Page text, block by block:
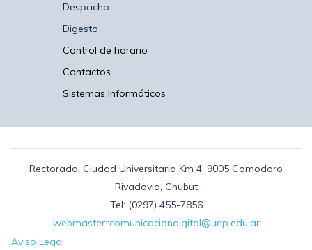
Despacho
Digesto
Control de horario
Contactos
Sistemas Informáticos
Rectorado: Ciudad Universitaria Km 4, 9005 Comodoro
Rivadavia, Chubut
Tel: (0297) 455-7856
webmaster::comunicaciondigital@unp.edu.ar
Aviso Legal